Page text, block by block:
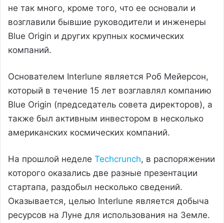
не так много, кроме того, что ее основали и
возглавили бывшие руководители и инженеры
Blue Origin и других крупных космических
компаний.
Основателем Interlune является Роб Мейерсон,
который в течение 15 лет возглавлял компанию
Blue Origin (председатель совета директоров), а
также был активным инвестором в несколько
американских космических компаний.
На прошлой неделе Techcrunch, в распоряжении
которого оказались две разные презентации
стартапа, раздобыл несколько сведений.
Оказывается, целью Interlune является добыча
ресурсов на Луне для использования на Земле.